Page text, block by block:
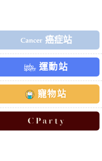
癌症站
運動站
寵物站